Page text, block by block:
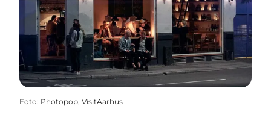
Foto: Photopop, VisitAarhus